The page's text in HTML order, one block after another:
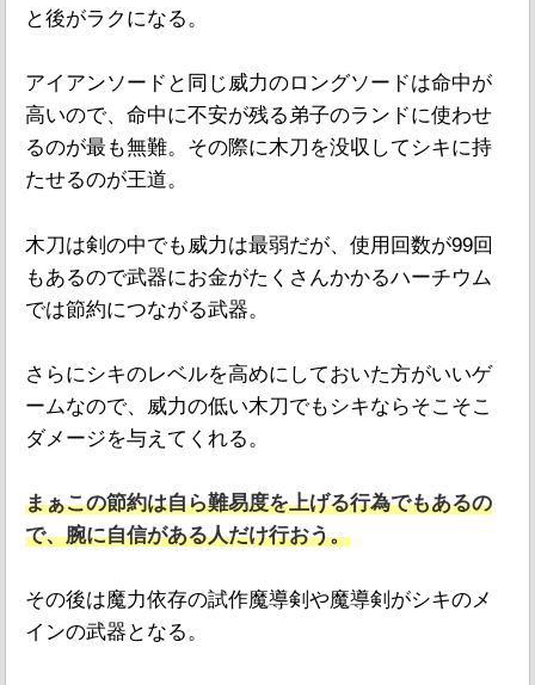
と後がラクになる。
アイアンソードと同じ威力のロングソードは命中が
高いので、命中に不安が残る弟子のランドに使わせ
るのが最も無難。その際に木刀を没収してシキに持
たせるのが王道。
木刀は剣の中でも威力は最弱だが、使用回数が99回
もあるので武器にお金がたくさんかかるハーチウム
では節約につながる武器。
さらにシキのレベルを高めにしておいた方がいいゲ
ームなので、威力の低い木刀でもシキならそこそこ
ダメージを与えてくれる。
まぁこの節約は自ら難易度を上げる行為でもあるの
で、腕に自信がある人だけ行おう。
その後は魔力依存の試作魔導剣や魔導剣がシキのメ
インの武器となる。